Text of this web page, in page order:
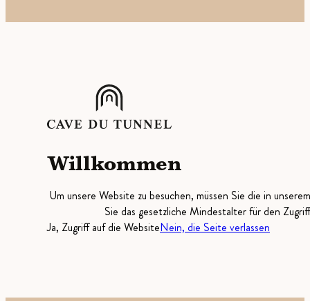
Willkommen
Um unsere Website zu besuchen, müssen Sie die in
Sie das gesetzliche Mindestalter für den
Ja, Zugriff auf die WebsiteNein, die Seite verlassen